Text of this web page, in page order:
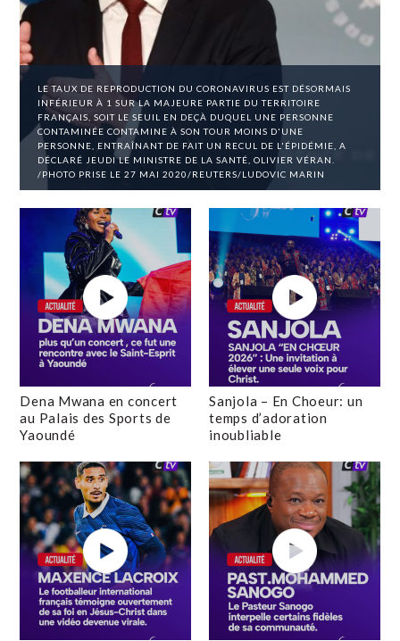
LE TAUX DE REPRODUCTION DU CORONAVIRUS EST DÉSORMAIS
INFÉRIEUR À 1 SUR LA MAJEURE PARTIE DU TERRITOIRE
FRANÇAIS, SOIT LE SEUIL EN DEÇÀ DUQUEL UNE PERSONNE
CONTAMINÉE CONTAMINE À SON TOUR MOINS D'UNE
PERSONNE, ENTRAÎNANT DE FAIT UN RECUL DE L'ÉPIDÉMIE, A
DÉCLARÉ JEUDI LE MINISTRE DE LA SANTÉ, OLIVIER VÉRAN.
/PHOTO PRISE LE 27 MAI 2020/REUTERS/LUDOVIC MARIN
Dena Mwana en concert
au Palais des Sports de
Yaoundé
Sanjola – En Choeur: un
temps d’adoration
inoubliable